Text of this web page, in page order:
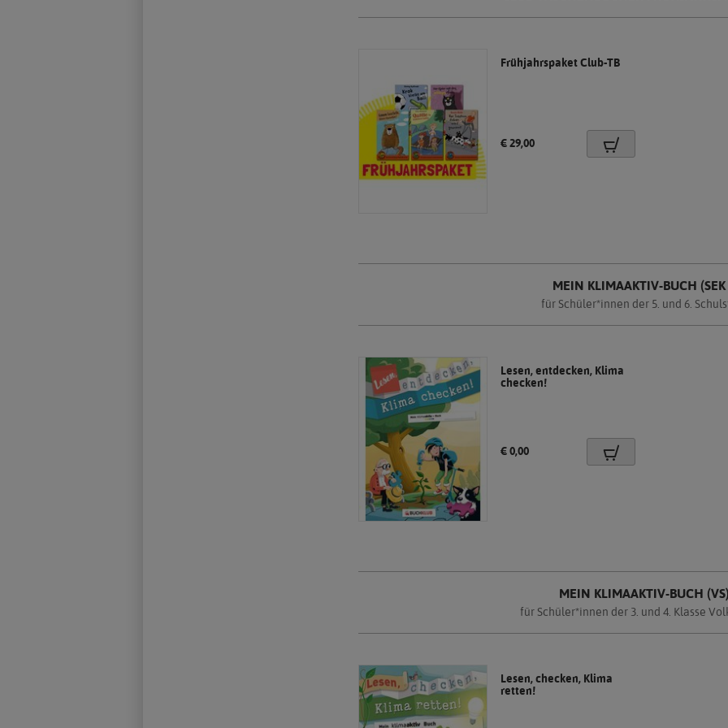
Frühjahrspaket Club-TB
Preis:
€ 29,00
MEIN KLIMAAKTIV-BUCH
für Schüler*innen der 5. und 6.
Lesen, entdecken, Klima
checken!
Preis:
€ 0,00
MEIN KLIMAAKTIV-BUCH (VS)
für Schüler*innen der 3. und 4. Klasse
Lesen, checken, Klima
retten!